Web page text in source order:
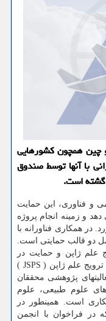
چین همچون کشورهایی
با آنها توسط صندوق
گشته است.
و فناوری، این حمایت
و زمینه انجام پروژه
در همکاری فناورانه با
دو قالب حمایتی است.
علم ژاپن و حمایت در
چارچوب همکاری باز. بر این اساس انجمن ترویج علم ژاپن ( JSPS )
پژوهشی محققان
علوم طبیعی، علوم
است. همینطور در
در فراخوان با انجمن